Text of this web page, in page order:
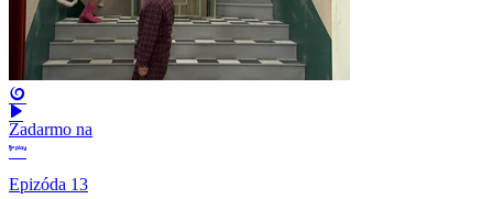
Zadarmo na
Epizóda 13